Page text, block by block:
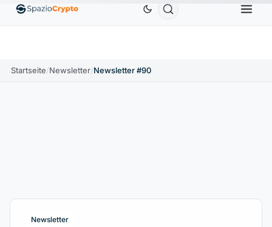
EthereumETH1.880,58 $ Tether USDT BNBBNB
Startseite/Newsletter/Newsletter #90
Newsletter